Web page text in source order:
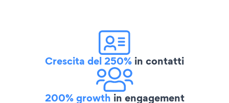
Crescita del 250% in contatti
200% growth in engagement